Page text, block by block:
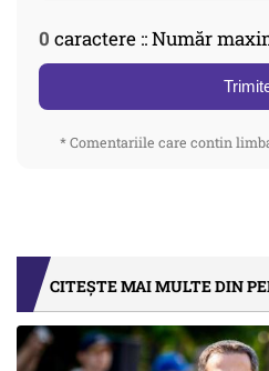
0 caractere :: Număr
* Comentariile care contin
CITEȘTE MAI MULTE DIN